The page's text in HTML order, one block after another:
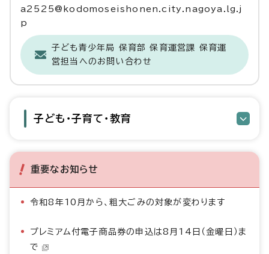
a2525@kodomoseishonen.city.nagoya.lg.j
p
子ども青少年局 保育部 保育運営課 保育運
営担当へのお問い合わせ
子ども・子育て・教育
重要なお知らせ
令和8年10月から、粗大ごみの対象が変わります
プレミアム付電子商品券の申込は8月14日（金曜日）ま
で